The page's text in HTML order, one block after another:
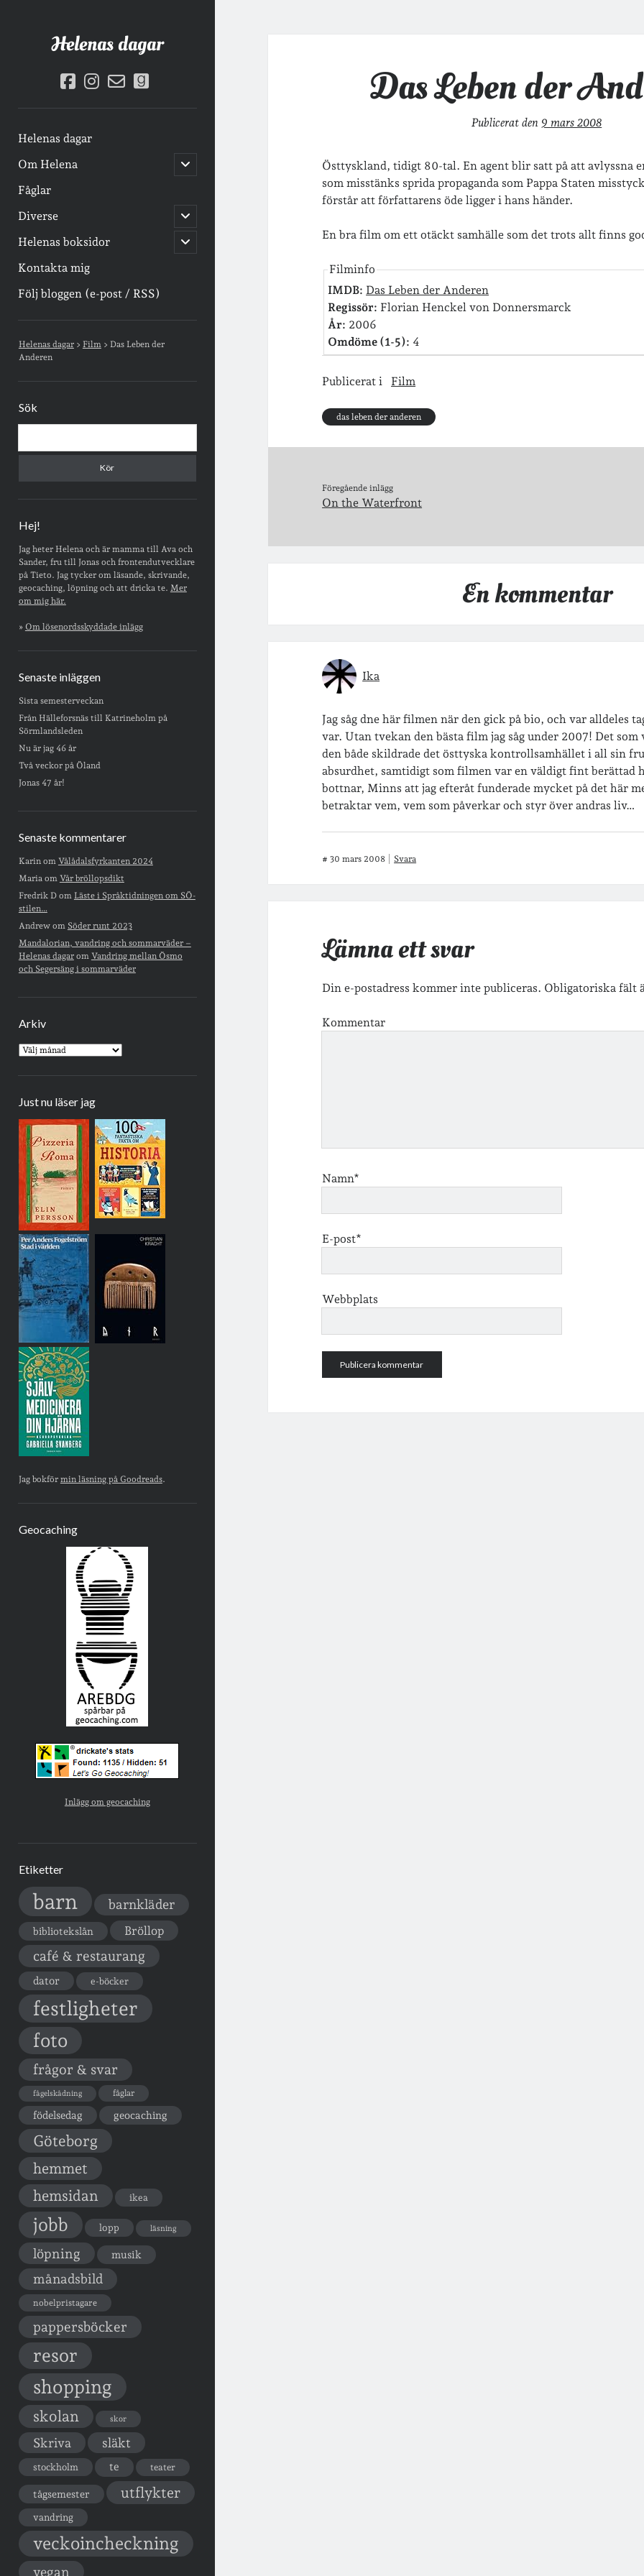
Helenas dagar
facebook
instagram
email-goodreads
Helenas dagar
Om Helena
öppna
undermeny
Fåglar
Diverse
öppna
undermeny
Helenas boksidor
öppna
undermeny
Kontakta mig
Följ bloggen (e-post / RSS)
Sidopanel
Helenas dagar> Film > Das Leben der
Anderen
Sök
Hej!
Jag heter Helena och är mamma till Ava och
Sander, fru till Jonas och frontendutvecklare
på Tieto. Jag tycker om läsande, skrivande,
geocaching, löpning och att dricka te. Mer
om mig här.
» Om lösenordsskyddade inlägg
Senaste inläggen
Sista semesterveckan
Från Hälleforsnäs till Katrineholm på
Sörmlandsleden
Nu är jag 46 år
Två veckor på Öland
Jonas 47 år!
Senaste kommentarer
Karin om Vålådalsfyrkanten 2024
Maria om Vår bröllopsdikt
Fredrik Dom Läste i Språktidningen om SÖ-
stilen…
Andrewom Söder runt 2023
Mandalorian, vandring och sommarväder –
Helenas dagarom Vandring mellan Ösmo
och Segersäng i sommarväder
Arkiv
Arkiv
Just nu läser jag
Jag bokför min läsning på Goodreads.
Geocaching
Inlägg om geocaching
Etiketter
barn barnkläder
bibliotekslån Bröllop
café & restaurang
dator e-böcker
festligheter
foto
frågor & svar
fågelskådning fåglar
födelsedag geocaching
Göteborg
hemmet
hemsidan
ikea
jobb lopp läsning
löpning musik
månadsbild
nobelpristagare
pappersböcker
resor
shopping
skolan skor
Skriva släkt
stockholm te teater
tågsemester utflykter
vandring
veckoincheckning
vegan
Das Leben der
Publicerat den 9 mars 2008
Östtyskland, tidigt 80-tal. En agent blir satt på att avlyssna
som misstänks sprida propaganda som Pappa Staten
förstår att författarens öde ligger i hans händer.
En bra film om ett otäckt samhälle som det trots allt finns
Filminfo
IMDB: Das Leben der Anderen
Regissör: Florian Henckel von Donnersmarck
År: 2006
Omdöme (1-5): 4
Publicerat i Film
das leben der anderen
Föregående inlägg
On the Waterfront
En kommentar
Ika
Jag såg dne här filmen när den gick på bio, och var alldeles
var. Utan tvekan den bästa film jag såg under 2007! Det som
den både skildrade det östtyska kontrollsamhället i all sin
absurdhet, samtidigt som filmen var en väldigt fint berättad
bottnar, Minns att jag efteråt funderade mycket på det här
betraktar vem, vem som påverkar och styr över andras liv…
# 30 mars 2008 Svara
Lämna ett svar
Din e-postadress kommer inte publiceras. Obligatoriska fält
Kommentar
Namn*
E-post*
Webbplats